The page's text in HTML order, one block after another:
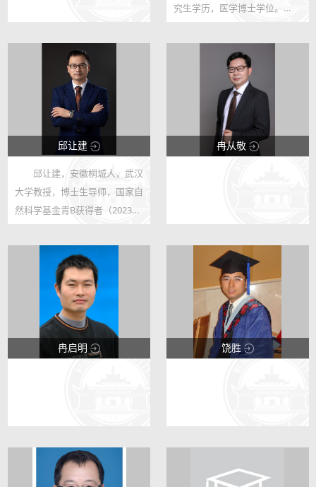
18
究生学历，医学博士学位。
从事人体寄生虫（日本血吸
虫）与宿主相互作用及其发育生
物学研究，新开展以小鼠为模型
研究人类生...
邱让建
123
77
邱让建，安徽桐城人，武汉
大学教授，博士生导师，国家自
然科学基金青B获得者（2023）,
（2023），主要从事智慧灌溉
理论与技术、变化环境下水资源
高效利用研究。在国内外期刊发
表学术论文...
冉从敬
冉启明 饶胜